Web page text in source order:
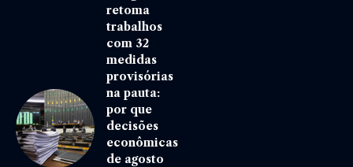
retoma
trabalhos
com 32
medidas
provisórias
na pauta:
por que
decisões
econômicas
de agosto